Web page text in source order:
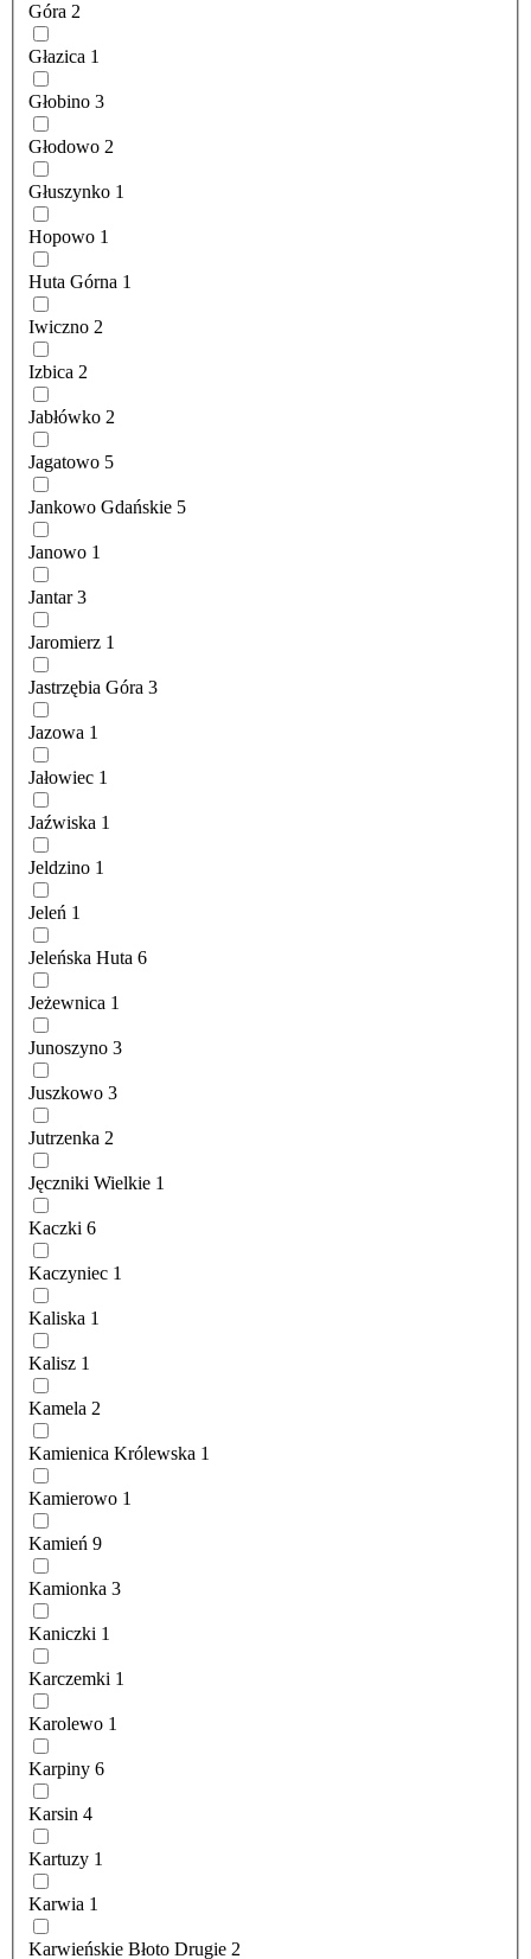
Góra 2
Głazica 1
Głobino 3
Głodowo 2
Głuszynko 1
Hopowo 1
Huta Górna 1
Iwiczno 2
Izbica 2
Jabłówko 2
Jagatowo 5
Jankowo Gdańskie 5
Janowo 1
Jantar 3
Jaromierz 1
Jastrzębia Góra 3
Jazowa 1
Jałowiec 1
Jaźwiska 1
Jeldzino 1
Jeleń 1
Jeleńska Huta 6
Jeżewnica 1
Junoszyno 3
Juszkowo 3
Jutrzenka 2
Jęczniki Wielkie 1
Kaczki 6
Kaczyniec 1
Kaliska 1
Kalisz 1
Kamela 2
Kamienica Królewska 1
Kamierowo 1
Kamień 9
Kamionka 3
Kaniczki 1
Karczemki 1
Karolewo 1
Karpiny 6
Karsin 4
Kartuzy 1
Karwia 1
Karwieńskie Błoto Drugie 2